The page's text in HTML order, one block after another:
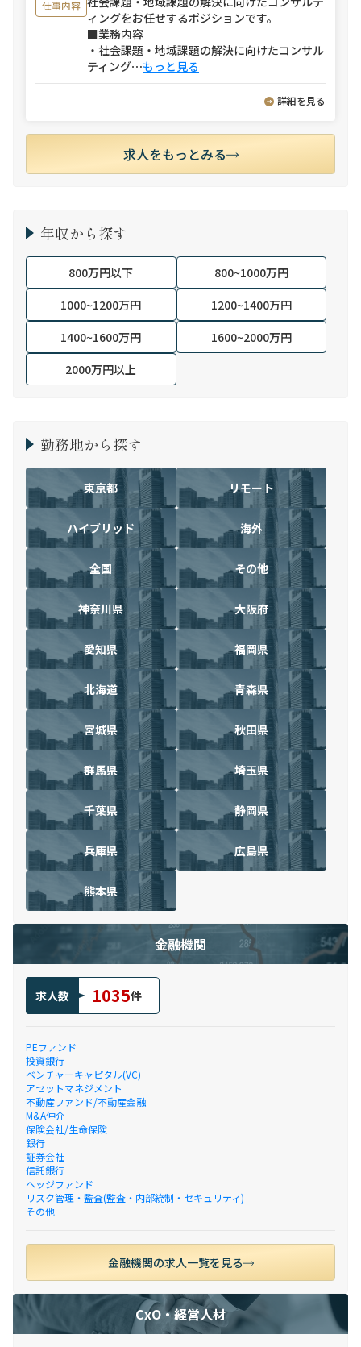
仕事内容
ィングをお任せするポジションです。
■業務内容
・社会課題・地域課題の解決に向けたコンサル
ティング⋯もっと見る
詳細を見る
求人をもっとみる
年収から探す
800万円以下
800~1000万円
1000~1200万円
1200~1400万円
1400~1600万円
1600~2000万円
2000万円以上
勤務地から探す
東京都 リモート
ハイブリッド 海外
全国 その他
神奈川県 大阪府
愛知県 福岡県
北海道 青森県
宮城県 秋田県
群馬県 埼玉県
千葉県 静岡県
兵庫県 広島県
熊本県
金融機関
求人数 1035件
PEファンド
投資銀行
ベンチャーキャピタル(VC)
アセットマネジメント
不動産ファンド/不動産金融
M&A仲介
保険会社/生命保険
銀行
証券会社
信託銀行
ヘッジファンド
リスク管理・監査(監査・内部統制・セキュリティ)
その他
金融機関の求人一覧を見る
CxO・経営人材